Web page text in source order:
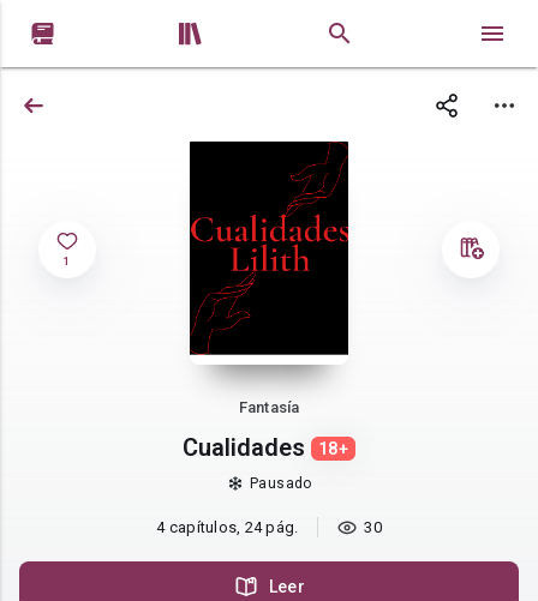
 
1
Fantasía
Cualidades 18+
Pausado
4 capítulos, 24 pág. 30
Leer